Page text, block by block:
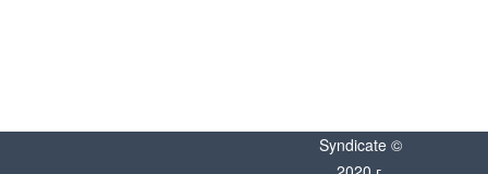
Syndicate ©